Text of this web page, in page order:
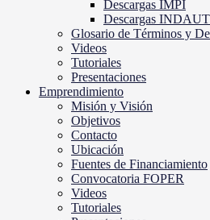
Descargas IMPI
Descargas
Glosario de Términos y
Videos
Tutoriales
Presentaciones
Emprendimiento
Misión y Visión
Objetivos
Contacto
Ubicación
Fuentes de Financiamiento
Convocatoria FOPER
Videos
Tutoriales